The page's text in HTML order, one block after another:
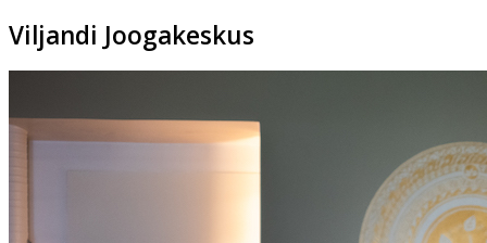
Viljandi Joogakeskus
Oled oodatud!